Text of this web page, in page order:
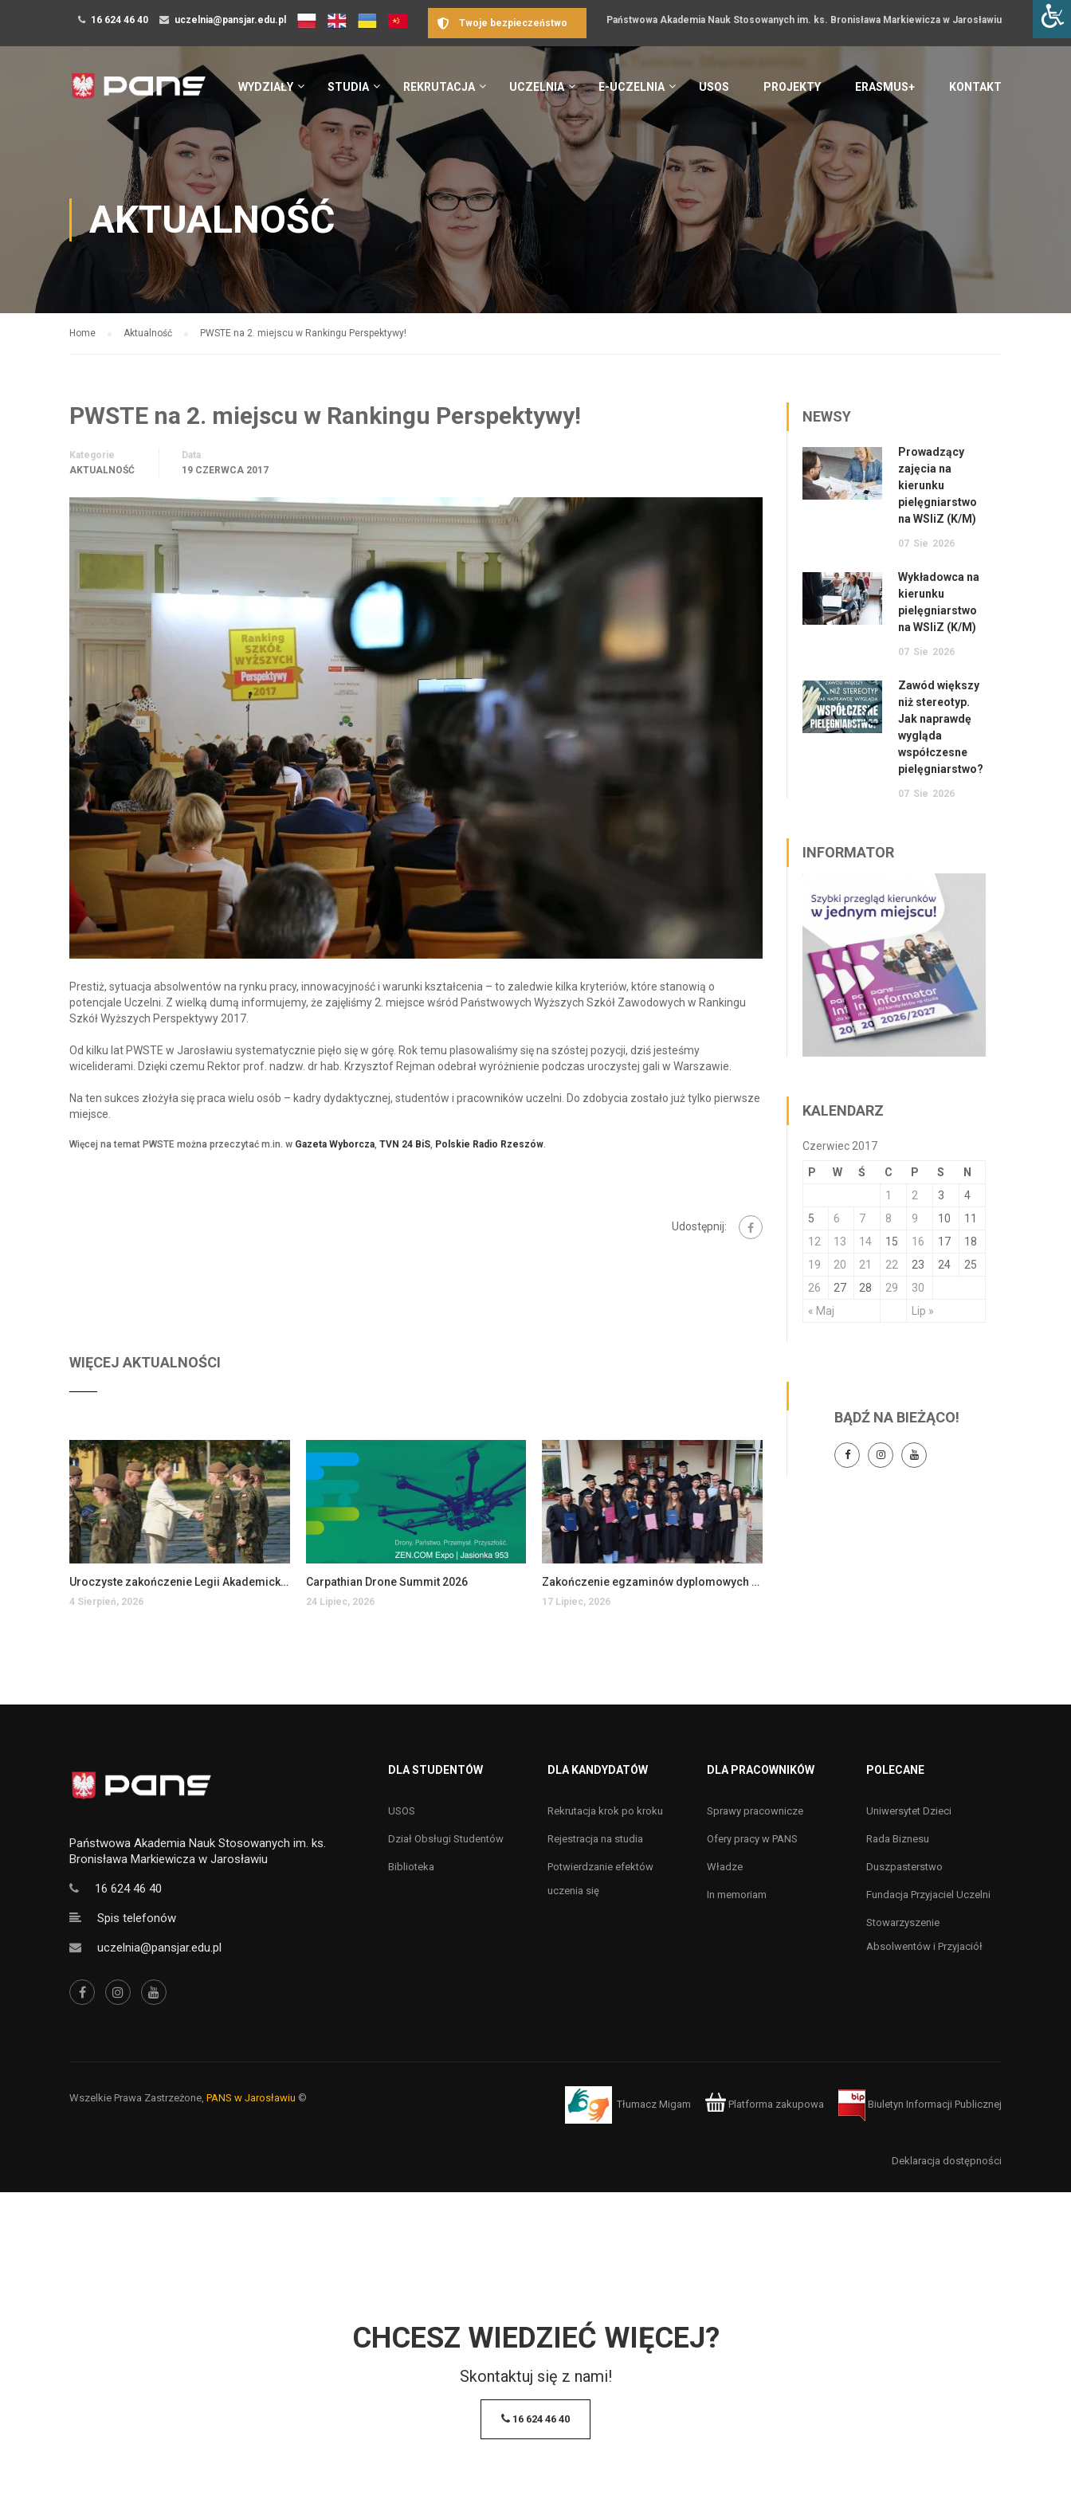
16 624 46 40 uczelnia@pansjar.edu.pl Państwowa Akademia Nauk Stosowanych im. ks. Bronisława Markiewicza w Jarosławiu
Twoje bezpieczeństwo
WYDZIAŁY STUDIA REKRUTACJA UCZELNIA E-UCZELNIA USOS PROJEKTY ERASMUS+ KONTAKT
AKTUALNOŚĆ
Home Aktualność PWSTE na 2. miejscu w Rankingu Perspektywy!
PWSTE na 2. miejscu w Rankingu Perspektywy!
Kategorie
AKTUALNOŚĆ
Data
19 CZERWCA 2017
Prestiż, sytuacja absolwentów na rynku pracy, innowacyjność i warunki kształcenia – to zaledwie kilka kryteriów, które stanowią o
potencjale Uczelni. Z wielką dumą informujemy, że zajęliśmy 2. miejsce wśród Państwowych Wyższych Szkół Zawodowych w Rankingu
Szkół Wyższych Perspektywy 2017.
Od kilku lat PWSTE w Jarosławiu systematycznie pięło się w górę. Rok temu plasowaliśmy się na szóstej pozycji, dziś jesteśmy
wiceliderami. Dzięki czemu Rektor prof. nadzw. dr hab. Krzysztof Rejman odebrał wyróżnienie podczas uroczystej gali w Warszawie.
Na ten sukces złożyła się praca wielu osób – kadry dydaktycznej, studentów i pracowników uczelni. Do zdobycia zostało już tylko pierwsze
miejsce.
Więcej na temat PWSTE można przeczytać m.in. w Gazeta Wyborcza, TVN 24 BiS, Polskie Radio Rzeszów.
Udostępnij:
WIĘCEJ AKTUALNOŚCI
Uroczyste zakończenie Legii Akademickiej w PANS w Jarosławiu
4 Sierpień, 2026
Carpathian Drone Summit 2026
24 Lipiec, 2026
Zakończenie egzaminów dyplomowych na Wydziale Ekonomii i Zarządzania
17 Lipiec, 2026
NEWSY
Prowadzący
zajęcia na
kierunku
pielęgniarstwo
na WSIiZ (K/M)
07 Sie 2026
Wykładowca na
kierunku
pielęgniarstwo
na WSIiZ (K/M)
07 Sie 2026
Zawód większy
niż stereotyp.
Jak naprawdę
wygląda
współczesne
pielęgniarstwo?
07 Sie 2026
INFORMATOR
KALENDARZ
Czerwiec 2017
P W Ś C P S N
« Maj Lip »
1 2 3
4
5
6 7 8 9 10
11
12
13 14 15 16 17
18
19
20 21 22 23 24
25
26
27 28 29 30
BĄDŹ NA BIEŻĄCO!
Państwowa Akademia Nauk Stosowanych im. ks.
Bronisława Markiewicza w Jarosławiu
16 624 46 40
Spis telefonów
uczelnia@pansjar.edu.pl
DLA STUDENTÓW
USOS
Dział Obsługi Studentów
Biblioteka
DLA KANDYDATÓW
Rekrutacja krok po kroku
Rejestracja na studia
Potwierdzanie efektów
uczenia się
DLA PRACOWNIKÓW
Sprawy pracownicze
Ofery pracy w PANS
Władze
In memoriam
POLECANE
Uniwersytet Dzieci
Rada Biznesu
Duszpasterstwo
Fundacja Przyjaciel Uczelni
Stowarzyszenie
Absolwentów i Przyjaciół
Wszelkie Prawa Zastrzeżone, PANS w Jarosławiu ©
Tłumacz Migam Platforma zakupowa Biuletyn Informacji Publicznej
Deklaracja dostępności
CHCESZ WIEDZIEĆ WIĘCEJ?
Skontaktuj się z nami!
16 624 46 40